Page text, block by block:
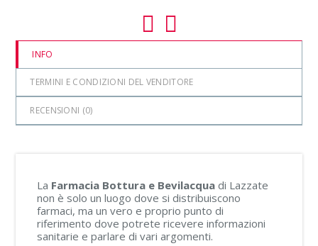
INFO
TERMINI E CONDIZIONI DEL VENDITORE
RECENSIONI (0)
La Farmacia Bottura e Bevilacqua di Lazzate
non è solo un luogo dove si distribuiscono
farmaci, ma un vero e proprio punto di
riferimento dove potrete ricevere informazioni
sanitarie e parlare di vari argomenti.